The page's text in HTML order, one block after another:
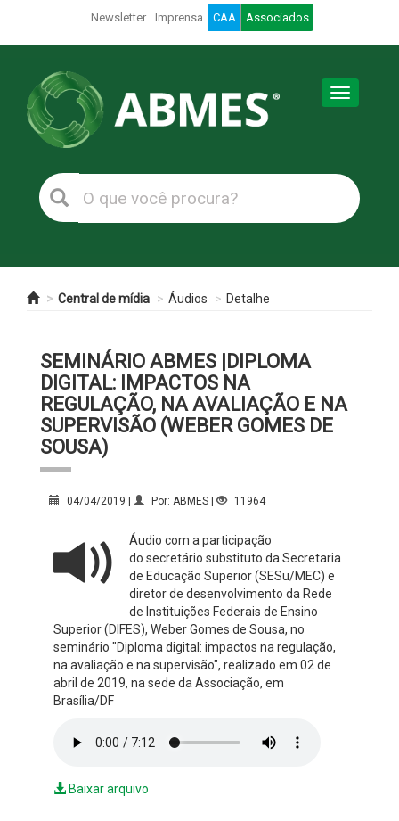
Newsletter Imprensa CAA Associados
Toggle
Central de mídia Áudios Detalhe
SEMINÁRIO ABMES |DIPLOMA
DIGITAL: IMPACTOS NA
REGULAÇÃO, NA AVALIAÇÃO E NA
SUPERVISÃO (WEBER GOMES DE
SOUSA)
04/04/2019 | Por: ABMES | 11964
Áudio com a participação
do secretário substituto da Secretaria
de Educação Superior (SESu/MEC) e
diretor de desenvolvimento da Rede
de Instituições Federais de Ensino
Superior (DIFES), Weber Gomes de Sousa, no
seminário "Diploma digital: impactos na regulação,
na avaliação e na supervisão", realizado em 02 de
abril de 2019, na sede da Associação, em
Brasília/DF
Baixar arquivo